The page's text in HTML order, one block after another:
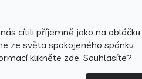
cítili příjemně jako na obláčku,
ze světa spokojeného spánku
klikněte zde. Souhlasíte?